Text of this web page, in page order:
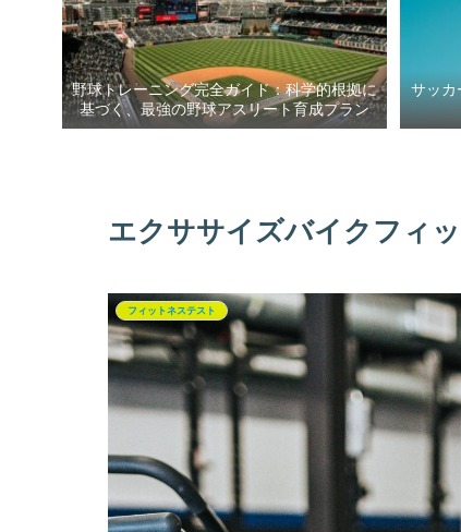
野球トレーニング完全ガイド：科学的根拠に
基づく、最強の野球アスリート育成プラン
サッカ
エクササイズバイクフィ
フィットネステスト